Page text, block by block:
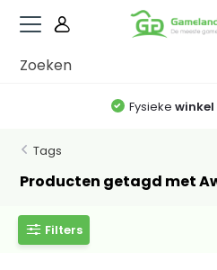
Fysieke winkel
Tags
Producten getagd met
Filters